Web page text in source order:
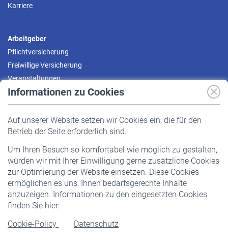
Informationen zu Cookies
Auf unserer Website setzen wir Cookies ein, die für den
Betrieb der Seite erforderlich sind.
Um Ihren Besuch so komfortabel wie möglich zu gestalten,
würden wir mit Ihrer Einwilligung gerne zusätzliche Cookies
zur Optimierung der Website einsetzen. Diese Cookies
ermöglichen es uns, Ihnen bedarfsgerechte Inhalte
anzuzeigen. Informationen zu den eingesetzten Cookies
finden Sie hier:
Cookie-Policy
Datenschutz
Karriere
Arbeitgeber
Pflichtversicherung
Freiwillige Versicherung
Veranstaltungen
Pflichtversicherung
Staatliche Förderung
Veranstaltungen
Rentner
Rentenbeginn
Rente beantragen